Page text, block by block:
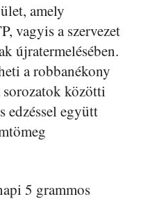
amely
vagyis a szervezet
újratermelésében.
a robbanékony
közötti
edzéssel együtt
5 grammos